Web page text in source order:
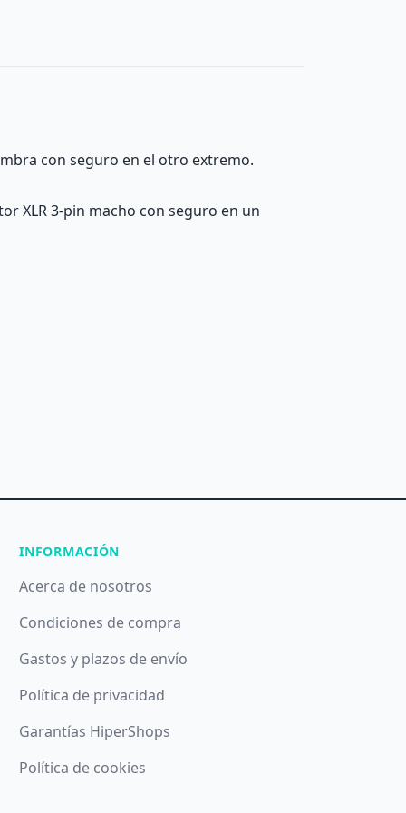
con seguro en el otro extremo.
XLR 3-pin macho con seguro en un
INFORMACIÓN
Acerca de nosotros
Condiciones de compra
Gastos y plazos de envío
Política de privacidad
Garantías HiperShops
Política de cookies